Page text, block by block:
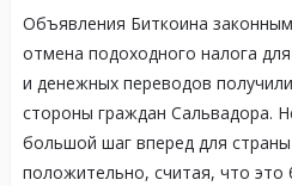
Объявления Биткоина
отмена подоходного налога
и денежных переводов
стороны граждан Сальвадора.
большой шаг вперед для
положительно, считая, что это